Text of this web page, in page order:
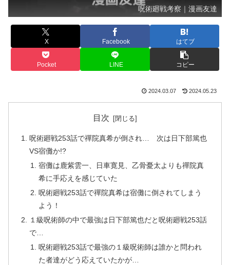
呪術廻戦考察｜漫画友達
X Facebook はてブ
Pocket LINE コピー
2024.03.07 2024.05.23
目次
呪術廻戦253話で禪院真希が倒され… 次は日下部篤也
VS宿儺か!?
宿儺は鹿紫雲一、日車寛見、乙骨憂太よりも禪院真
希に手応えを感じていた
呪術廻戦253話で禪院真希は宿儺に倒されてしまう
よう！
１級呪術師の中で最強は日下部篤也だと呪術廻戦253話
で…
呪術廻戦253話で最強の１級呪術師は誰かと問われ
た者達がどう応えていたかが…